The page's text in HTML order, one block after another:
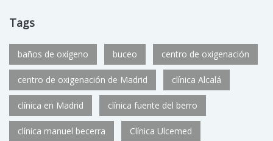
Tags
baños de oxígeno buceo centro de oxigenación
centro de oxigenación de Madrid clínica Alcalá
clínica en Madrid clínica fuente del berro
clínica manuel becerra Clínica Ulcemed